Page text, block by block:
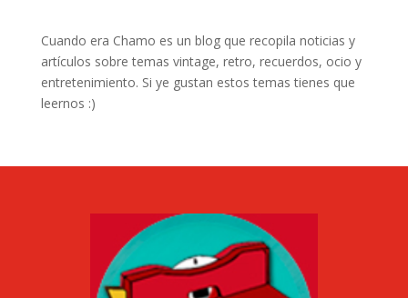
Cuando era Chamo es un blog que recopila noticias y
artículos sobre temas vintage, retro, recuerdos, ocio y
entretenimiento. Si ye gustan estos temas tienes que
leernos :)